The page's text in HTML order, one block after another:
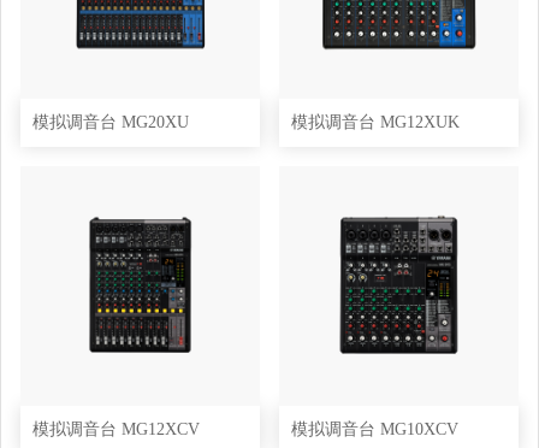
模拟调音台 MG20XU 模拟调音台 MG12XUK
模拟调音台 MG12XCV 模拟调音台 MG10XCV